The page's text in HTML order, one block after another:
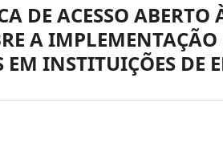
DE ACESSO
A IMPLEMENTAÇÃO
INSTITUIÇÕES DE